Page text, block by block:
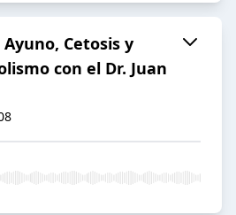
Ayuno, Cetosis y
con el Dr. Juan